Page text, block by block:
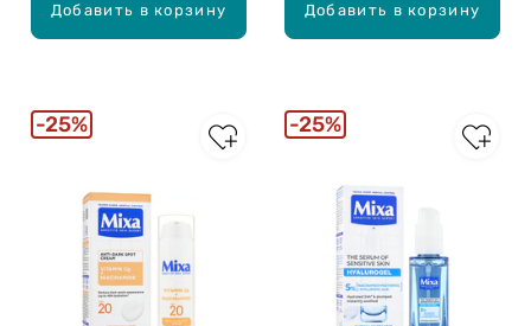
Добавить в корзину Добавить в корзину
25% 25%